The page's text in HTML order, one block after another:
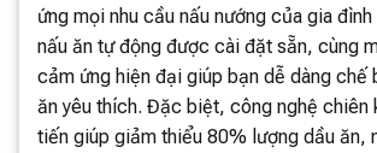
ứng mọi nhu cầu nấu nướng của gia
nấu ăn tự động được cài đặt sẵn, cùng
cảm ứng hiện đại giúp bạn dễ dàng chế
ăn yêu thích. Đặc biệt, công nghệ chiên
tiến giúp giảm thiểu 80% lượng dầu ăn,